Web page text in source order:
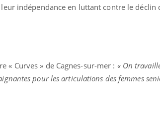
indépendance en luttant contre le déclin
« Curves » de Cagnes-sur-mer : « On
pour les articulations des femmes
des Mains : se
l’été !Youtube